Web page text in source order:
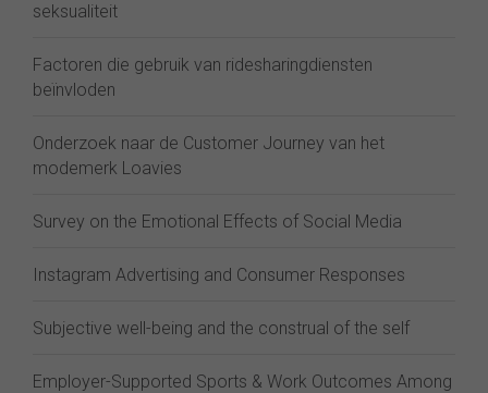
seksualiteit
Factoren die gebruik van ridesharingdiensten
beïnvloden
Onderzoek naar de Customer Journey van het
modemerk Loavies
Survey on the Emotional Effects of Social Media
Instagram Advertising and Consumer Responses
Subjective well-being and the construal of the self
Employer-Supported Sports & Work Outcomes Among